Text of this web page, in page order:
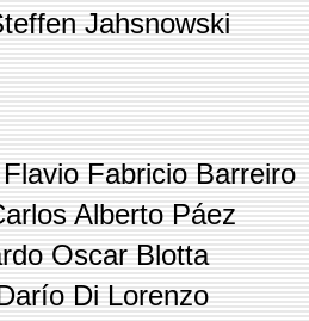
Jahsnowski
Fabricio Barreiro
Alberto Páez
Oscar Blotta
Di Lorenzo